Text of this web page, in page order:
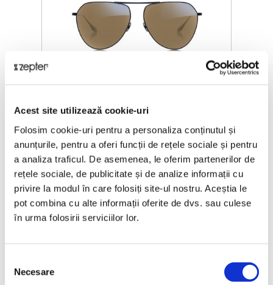
Acest site utilizează cookie-uri
Folosim cookie-uri pentru a personaliza conținutul și
anunțurile, pentru a oferi funcții de rețele sociale și pentru
a analiza traficul. De asemenea, le oferim partenerilor de
rețele sociale, de publicitate și de analize informații cu
privire la modul în care folosiți site-ul nostru. Aceștia le
pot combina cu alte informații oferite de dvs. sau culese
în urma folosirii serviciilor lor.
consimțământului
Necesare
OCHELARI ZEPTER HYPERLIGHT,
ZERO G BLACK TITANIUM, UNISEX,
EXTERIOR
Prețul de vânzare
2830,45 Lei
ZepterClubⓘpreț
reduceri între până la 5% și 40%